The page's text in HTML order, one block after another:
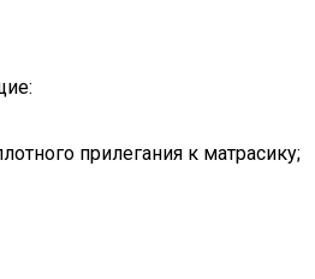
прилегания к матрасику;